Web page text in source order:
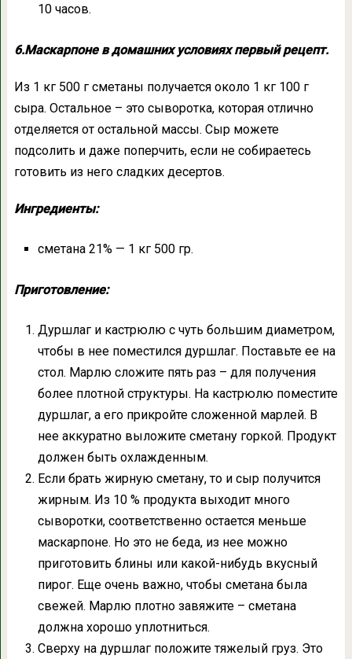
10 часов.
6.Маскарпоне в домашних условиях первый рецепт.
Из 1 кг 500 г сметаны получается около 1 кг 100 г
сыра. Остальное – это сыворотка, которая отлично
отделяется от остальной массы. Сыр можете
подсолить и даже поперчить, если не собираетесь
готовить из него сладких десертов.
Ингредиенты:
сметана 21% — 1 кг 500 гр.
Приготовление:
Дуршлаг и кастрюлю с чуть большим диаметром,
чтобы в нее поместился дуршлаг. Поставьте ее на
стол. Марлю сложите пять раз – для получения
более плотной структуры. На кастрюлю поместите
дуршлаг, а его прикройте сложенной марлей. В
нее аккуратно выложите сметану горкой. Продукт
должен быть охлажденным.
Если брать жирную сметану, то и сыр получится
жирным. Из 10 % продукта выходит много
сыворотки, соответственно остается меньше
маскарпоне. Но это не беда, из нее можно
приготовить блины или какой-нибудь вкусный
пирог. Еще очень важно, чтобы сметана была
свежей. Марлю плотно завяжите – сметана
должна хорошо уплотниться.
Сверху на дуршлаг положите тяжелый груз. Это